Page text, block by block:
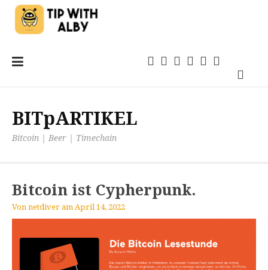
Zum
Inhalt
Einsteigen
21magazin
Anwendungen
TechSprech
Kommentar
BITpARTIKEL
Bitcoin | Beer | Timechain
Bitcoin ist Cypherpunk.
Von netdiver am April 14, 2022